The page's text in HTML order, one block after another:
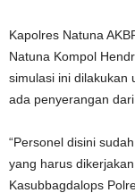
Kapolres Natuna
Natuna Kompol
simulasi ini dilakukan
ada penyerangan
“Personel disini
yang harus
Kasubbagdalops